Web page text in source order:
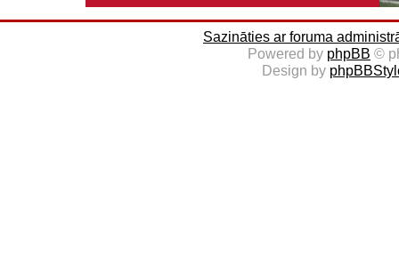
Sazināties ar foruma
Powered by phpBB ©
Design by